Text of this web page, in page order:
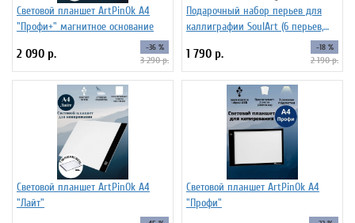
Световой планшет ArtPinOk А4
"Профи+" магнитное основание
2 090 р. -36 %
3 290 р.
Подарочный набор перьев для
каллиграфии SoulArt (6 перьев,
1 790 р. -18 %
2 190 р.
Световой планшет ArtPinOk А4
"Лайт"
Световой планшет ArtPinOk А4
"Профи"